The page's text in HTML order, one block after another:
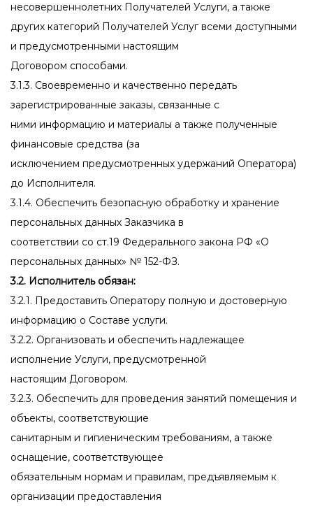
несовершеннолетних Получателей Услуги, а также
других категорий Получателей Услуг всеми доступными
и предусмотренными настоящим
Договором способами.
3.1.3. Своевременно и качественно передать
зарегистрированные заказы, связанные с
ними информацию и материалы а также полученные
финансовые средства (за
исключением предусмотренных удержаний Оператора)
до Исполнителя.
3.1.4. Обеспечить безопасную обработку и хранение
персональных данных Заказчика в
соответствии со ст.19 Федерального закона РФ «О
персональных данных» № 152-ФЗ.
3.2. Исполнитель обязан:
3.2.1. Предоставить Оператору полную и достоверную
информацию о Составе услуги.
3.2.2. Организовать и обеспечить надлежащее
исполнение Услуги, предусмотренной
настоящим Договором.
3.2.3. Обеспечить для проведения занятий помещения и
объекты, соответствующие
санитарным и гигиеническим требованиям, а также
оснащение, соответствующее
обязательным нормам и правилам, предъявляемым к
организации предоставления